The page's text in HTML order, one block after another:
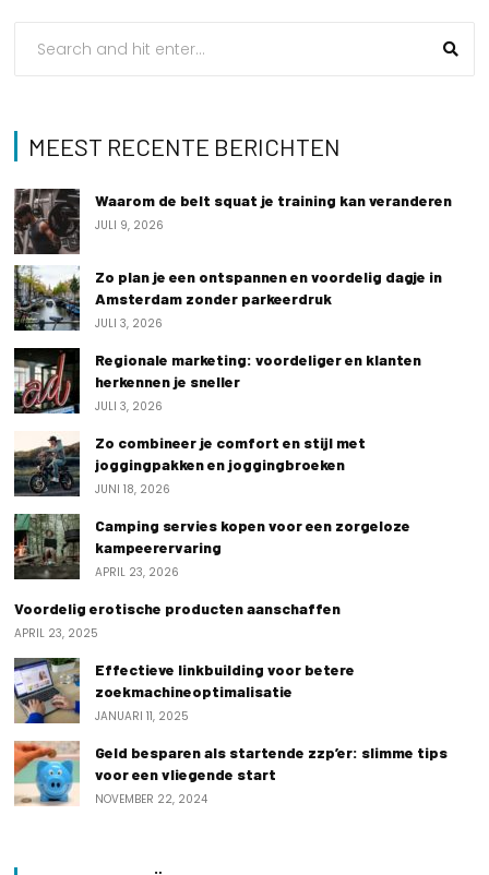
MEEST RECENTE BERICHTEN
Waarom de belt squat je training kan veranderen
JULI 9, 2026
Zo plan je een ontspannen en voordelig dagje in
Amsterdam zonder parkeerdruk
JULI 3, 2026
Regionale marketing: voordeliger en klanten
herkennen je sneller
JULI 3, 2026
Zo combineer je comfort en stijl met
joggingpakken en joggingbroeken
JUNI 18, 2026
Camping servies kopen voor een zorgeloze
kampeerervaring
APRIL 23, 2026
Voordelig erotische producten aanschaffen
APRIL 23, 2025
Effectieve linkbuilding voor betere
zoekmachineoptimalisatie
JANUARI 11, 2025
Geld besparen als startende zzp’er: slimme tips
voor een vliegende start
NOVEMBER 22, 2024